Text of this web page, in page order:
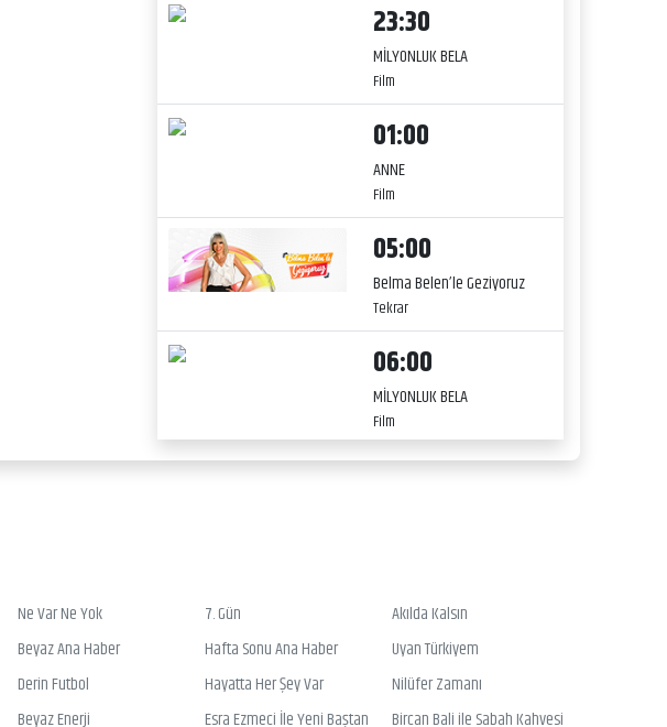
23:30
MİLYONLUK BELA
Film
01:00
ANNE
Film
05:00
Belma Belen’le Geziyoruz
Tekrar
06:00
MİLYONLUK BELA
Film
Ne Var Ne Yok 7. Gün
Akılda Kalsın
Beyaz Ana Haber Hafta Sonu Ana Haber
Uyan Türkiyem
Derin Futbol Hayatta Her Şey Var
Nilüfer Zamanı
Beyaz Enerji Esra Ezmeci İle Yeni Baştan Bircan Bali ile Sabah Kahvesi